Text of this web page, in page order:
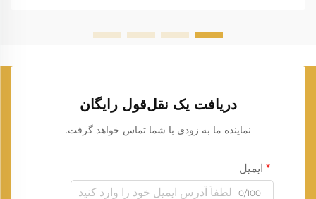
دریافت یک نقل‌قول رایگان
نماینده ما به زودی با شما تماس خواهد گرفت.
ایمیل
0/100